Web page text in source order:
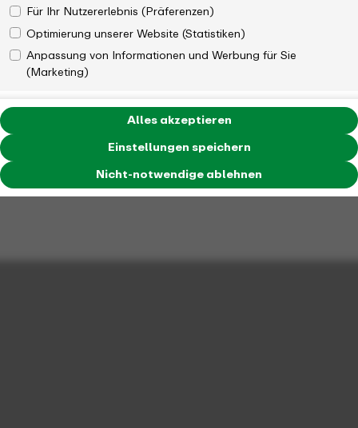
Für Ihr Nutzererlebnis (Präferenzen)
Optimierung unserer Website (Statistiken)
Anpassung von Informationen und Werbung für Sie
(Marketing)
Einstellungen speichern
Nicht-notwendige ablehnen
Alles akzeptieren